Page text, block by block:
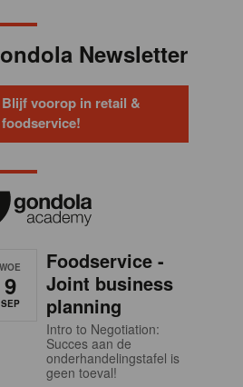
Newsletter
Blijf voorop in retail &
foodservice!
WOE
9
SEP
Foodservice -
Joint business
planning
Intro to Negotiation:
Succes aan de
onderhandelingstafel is
geen toeval!